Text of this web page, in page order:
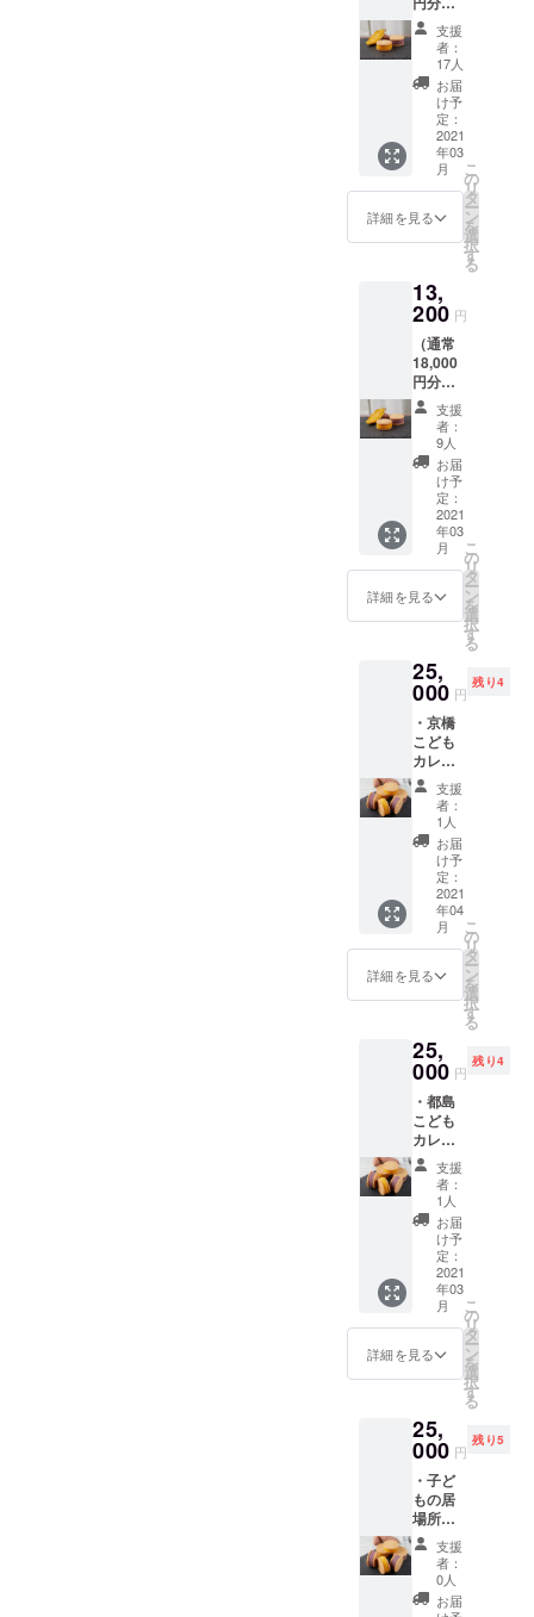
少変わ
る可能
性があ
りま
す。
フード
パント
リーを
開催す
る団体
様に２
個のお
芋の
クッ
キーサ
ンドを
お届け
消費税
込み ※
鋭意改
良中な
ので、
お芋の
クッ
キーサ
ンドの
デザイ
ンは多
少変わ
る可能
性があ
りま
す。
8,500円
でお楽
しみい
ただけ
ます）
・お芋
のクッ
キーサ
ンド４
個×３
セット
・活動
ご支援
をいた
だくこ
とで、
子ども
食堂・
フード
パント
リーを
開催す
る団体
様に３
個のお
芋の
クッ
キーサ
ンドを
料・消
費税込
品は鋭
意改良
中なの
で、お
芋の
クッ
キーサ
ンドの
デザイ
ンは多
少変わ
る可能
性があ
りま
支援
者：
17人
お届
け予
定：
2021
年03
月
詳細を見る
こ
の
リ
タ
ー
ン
を
選
択
す
る
13,
200 円
（通常
18,000
円分が
13,200
円でお
楽しみ
いただ
けま
す） ・
お芋の
クッ
キーサ
ンド４
個×５
セット
ちらの
ご支援
をいた
だくこ
とで、
子ども
食堂・
フード
パント
リーを
開催す
る団体
様に５
個のお
芋の
クッ
キーサ
す。 送
料・消
み ※商
品は鋭
意改良
中なの
で、お
芋の
クッ
キーサ
ンドの
デザイ
ンは多
少変わ
る可能
性があ
支援
者：
9人
お届
け予
定：
2021
年03
月
詳細を見る
こ
の
リ
タ
ー
ン
を
選
択
す
る
25,
000 円
残り4
・京橋
こども
カレー
食堂様
にお芋
のクッ
キーサ
ンドを
お届け
する権
利（40
個） ・
活動報
告 ・お
礼の
こちら
のご支
援をい
ただく
こと
で、上
記とは
別に子
ども食
堂・
フード
パント
リーを
開催す
る団体
様に10
個のお
ンドが
プレゼ
れま
す。 ※
備考欄
に差出
人名
（個人
名・会
支援
者：
1人
お届
け予
定：
2021
年04
月
詳細を見る
こ
の
リ
タ
ー
ン
を
選
択
す
る
25,
000 円
残り4
・都島
こども
カレー
食堂様
にお芋
のクッ
キーサ
ンドを
お届け
する権
利（40
個） ・
活動報
告 ・お
礼の
こちら
のご支
援をい
ただく
こと
で、上
記とは
別に子
ども食
堂・
支援
者：
1人
お届
け予
定：
2021
年03
月
詳細を見る
こ
の
リ
タ
ー
ン
を
選
択
す
る
25,
000 円
残り5
・子ど
もの居
場所
まーる
様にお
芋の
クッ
支援
者：
0人
お届